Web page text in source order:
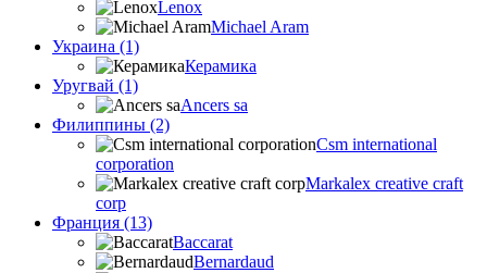
Lenox
Michael Aram
Украина (1)
Керамика
Уругвай (1)
Ancers sa
Филиппины (2)
Csm international
corporation
Markalex creative craft
corp
Франция (13)
Baccarat
Bernardaud